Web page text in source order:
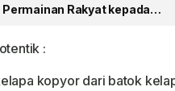
Permainan Rakyat kepada
:
kopyor dari batok